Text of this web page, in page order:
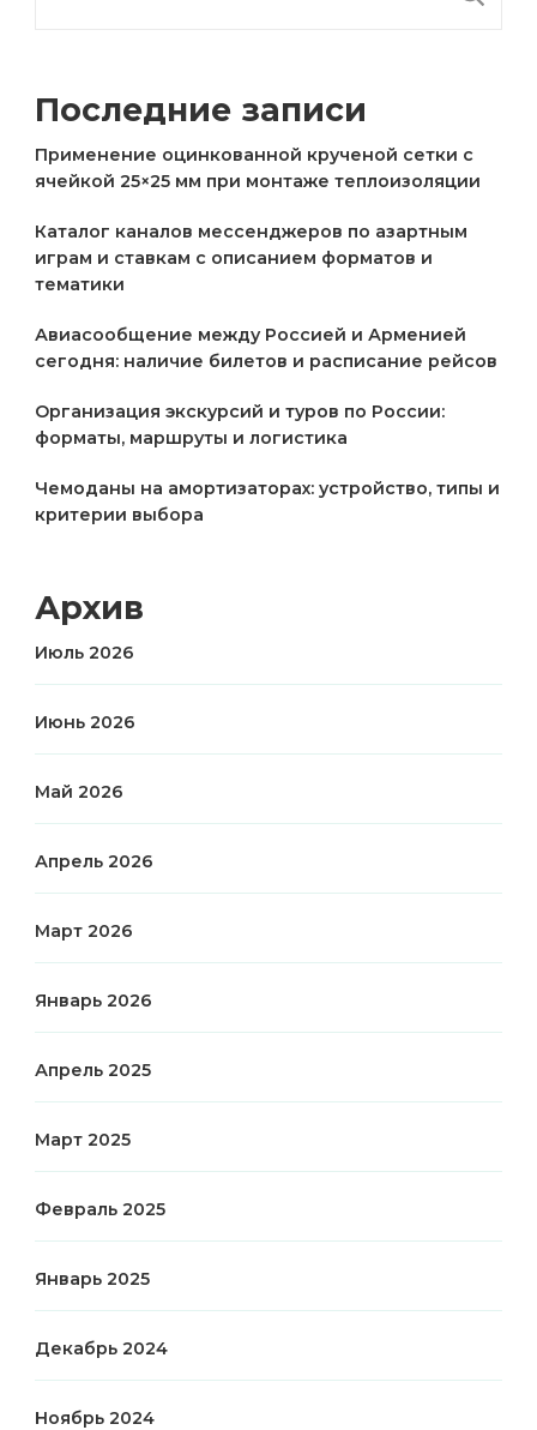
Последние записи
Применение оцинкованной крученой сетки с
ячейкой 25×25 мм при монтаже теплоизоляции
Каталог каналов мессенджеров по азартным
играм и ставкам с описанием форматов и
тематики
Авиасообщение между Россией и Арменией
сегодня: наличие билетов и расписание рейсов
Организация экскурсий и туров по России:
форматы, маршруты и логистика
Чемоданы на амортизаторах: устройство, типы и
критерии выбора
Архив
Июль 2026
Июнь 2026
Май 2026
Апрель 2026
Март 2026
Январь 2026
Апрель 2025
Март 2025
Февраль 2025
Январь 2025
Декабрь 2024
Ноябрь 2024